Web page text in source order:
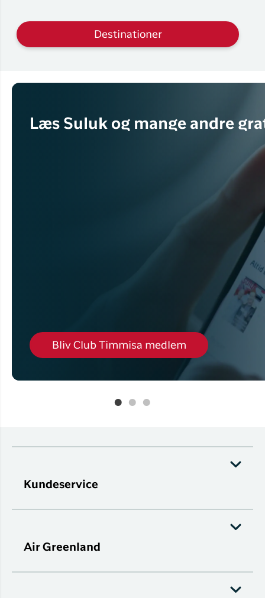
Destinationer
Læs Suluk og mange andre
Bliv Club Timmisa medlem
Kundeservice
Air Greenland